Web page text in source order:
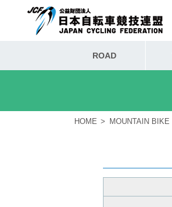
ROAD
HOME MOUNTAIN BIKE